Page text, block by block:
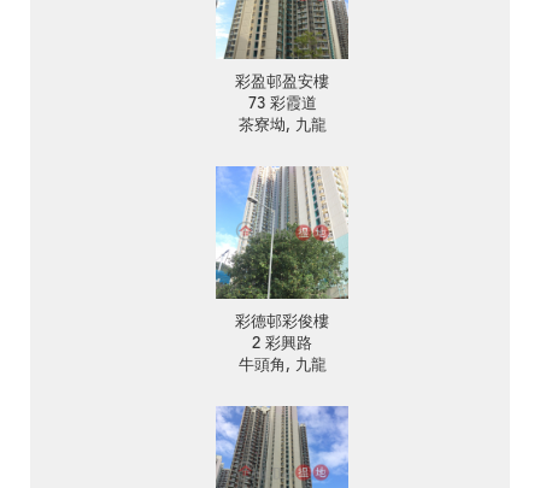
彩盈邨盈安樓
73 彩霞道
茶寮坳, 九龍
彩德邨彩俊樓
2 彩興路
牛頭角, 九龍